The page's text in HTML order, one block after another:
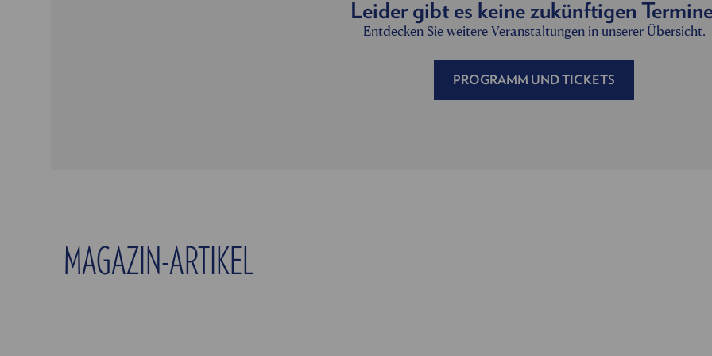
Leider gibt es keine zukünftigen
Entdecken Sie weitere Veranstaltungen in unserer Übersicht.
PROGRAMM UND TICKETS
MAGAZIN-ARTIKEL